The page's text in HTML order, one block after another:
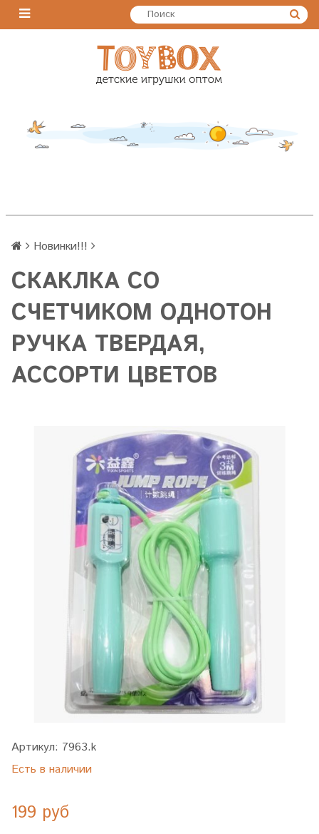
Новинки!!!
СКАКЛКА СО
СЧЕТЧИКОМ ОДНОТОН
РУЧКА ТВЕРДАЯ,
АССОРТИ ЦВЕТОВ
Артикул: 7963.k
Есть в наличии
199 руб